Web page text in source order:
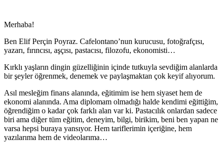
Merhaba!
Ben Elif Perçin Poyraz. Cafelontano’nun kurucusu, fotoğrafçısı,
yazarı, fırıncısı, aşçısı, pastacısı, filozofu, ekonomisti…
Kırklı yaşların dingin güzelliğinin içinde tutkuyla sevdiğim alanlarda
bir şeyler öğrenmek, denemek ve paylaşmaktan çok keyif alıyorum.
Asıl mesleğim finans alanında, eğitimim ise hem siyaset hem de
ekonomi alanında. Ama diplomam olmadığı halde kendimi eğittiğim,
öğrendiğim o kadar çok farklı alan var ki. Pastacılık onlardan sadece
biri ama diğer tüm eğitim, deneyim, bilgi, birikim, beni ben yapan ne
varsa hepsi buraya yansıyor. Hem tariflerimin içeriğine, hem
yazılarıma hem de videolarıma…